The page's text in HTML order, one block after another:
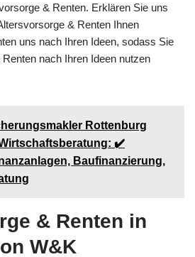
& Renten. Erklären Sie uns
& Renten Ihnen
uns nach Ihren Ideen, sodass Sie
nach Ihren Ideen nutzen
Rottenburg
✔️
Baufinanzierung,
& Renten in
W&K